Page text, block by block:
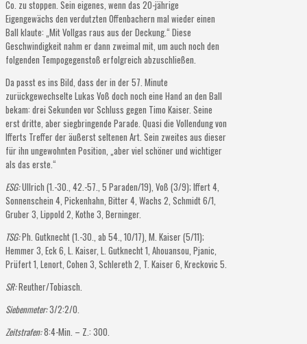
Co. zu stoppen. Sein eigenes, wenn das 20-jährige
Eigengewächs den verdutzten Offenbachern mal wieder einen
Ball klaute: „Mit Vollgas raus aus der Deckung.“ Diese
Geschwindigkeit nahm er dann zweimal mit, um auch noch den
folgenden Tempogegenstoß erfolgreich abzuschließen.
Da passt es ins Bild, dass der in der 57. Minute
zurückgewechselte Lukas Voß doch noch eine Hand an den Ball
bekam: drei Sekunden vor Schluss gegen Timo Kaiser. Seine
erst dritte, aber siegbringende Parade. Quasi die Vollendung von
Ifferts Treffer der äußerst seltenen Art. Sein zweites aus dieser
für ihn ungewohnten Position, „aber viel schöner und wichtiger
als das erste.“
ESG:Ullrich (1.-30., 42.-57., 5 Paraden/19), Voß (3/9); Iffert 4,
Sonnenschein 4, Pickenhahn, Bitter 4, Wachs 2, Schmidt 6/1,
Gruber 3, Lippold 2, Kothe 3, Berninger.
TSG:Ph. Gutknecht (1.-30., ab 54., 10/17), M. Kaiser (5/11);
Hemmer 3, Eck 6, L. Kaiser, L. Gutknecht 1, Ahouansou, Pjanic,
Prüfert 1, Lenort, Cohen 3, Schlereth 2, T. Kaiser 6, Kreckovic 5.
SR:Reuther/Tobiasch.
Siebenmeter:3/2:2/0.
Zeitstrafen:8:4-Min. – Z.: 300.